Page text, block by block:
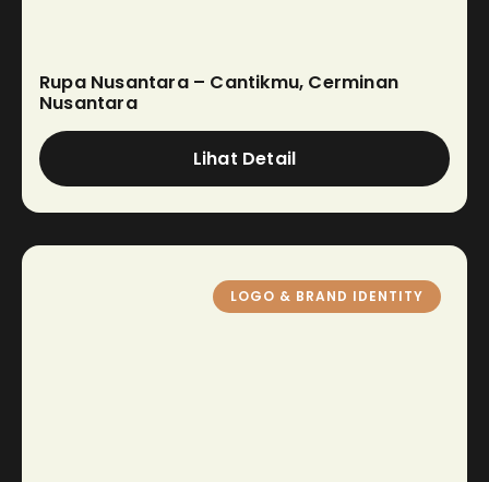
Rupa Nusantara – Cantikmu, Cerminan
Nusantara
Lihat Detail
LOGO & BRAND IDENTITY